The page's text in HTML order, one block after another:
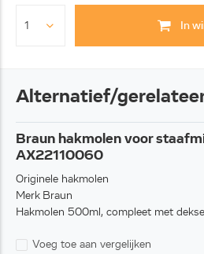
In
Alternatief/
Braun hakmolen voor
AX22110060
Originele hakmolen
Merk Braun
Hakmolen 500ml, compleet met
Voeg toe aan vergelijken